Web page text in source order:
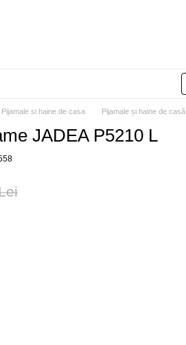
Pijamale si haine de casa Pijamale și haine de casă
JADEA P5210 L